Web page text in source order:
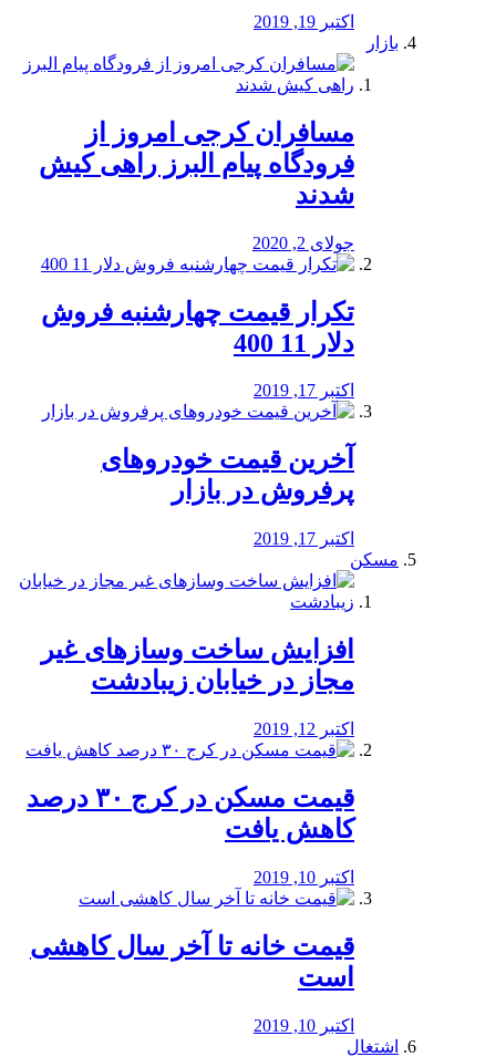
اکتبر 19, 2019
بازار
مسافران کرجی امروز از
فرودگاه پیام البرز راهی کیش
شدند
جولای 2, 2020
تکرار قیمت چهارشنبه فروش
دلار 11 400
اکتبر 17, 2019
آخرین قیمت خودرو‌های
پرفروش در بازار
اکتبر 17, 2019
مسکن
افزایش ساخت وسازهای غیر
مجاز در خیابان زیبادشت
اکتبر 12, 2019
️قیمت مسکن در کرج ۳۰ درصد
کاهش یافت
اکتبر 10, 2019
قیمت خانه تا آخر سال کاهشی
است
اکتبر 10, 2019
اشتغال